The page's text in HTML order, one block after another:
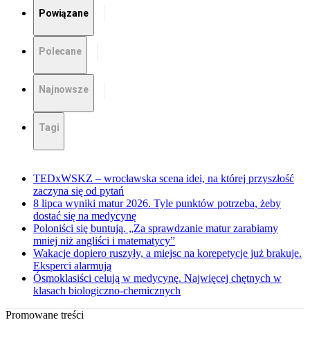
Powiązane
Polecane
Najnowsze
Tagi
TEDxWSKZ – wrocławska scena idei, na której przyszłość
zaczyna się od pytań
8 lipca wyniki matur 2026. Tyle punktów potrzeba, żeby
dostać się na medycynę
Poloniści się buntują. „Za sprawdzanie matur zarabiamy
mniej niż angliści i matematycy”
Wakacje dopiero ruszyły, a miejsc na korepetycje już brakuje.
Eksperci alarmują
Ósmoklasiści celują w medycynę. Najwięcej chętnych w
klasach biologiczno-chemicznych
Promowane treści